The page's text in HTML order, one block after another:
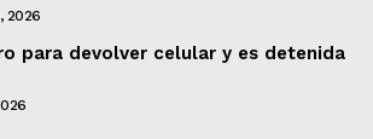
2026
para devolver celular y es detenida